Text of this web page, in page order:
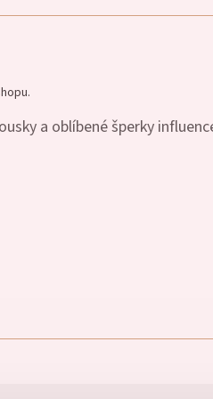
a oblíbené šperky